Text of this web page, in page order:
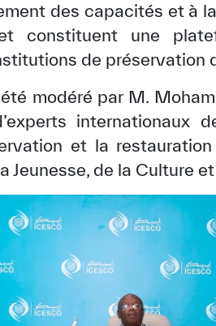
✪
✪
✪ ✪
des capacités et à
constituent une
de préservation
modéré par M.
internationaux
et la
Jeunesse, de la Culture